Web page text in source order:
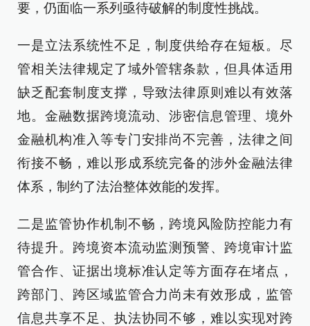
要，仍面临一系列亟待破解的制度性挑战。
一是立法系统性不足，制度供给存在短板。尽
管相关法律规定了域外管辖条款，但具体适用
缺乏配套制度支撑，导致法律原则难以有效落
地。金融数据跨境流动、涉密信息管理、境外
金融机构准入等专门安排尚不完善，法律之间
衔接不畅，难以形成系统完备的涉外金融法律
体系，制约了法治整体效能的发挥。
二是监管协作机制不畅，跨境风险防控能力有
待提升。跨境资本流动监测预警、跨境审计监
管合作、证据出境标准认定等方面存在堵点，
跨部门、跨区域监管合力尚未有效形成，监管
信息共享不足、执法协同不够，难以实现对跨